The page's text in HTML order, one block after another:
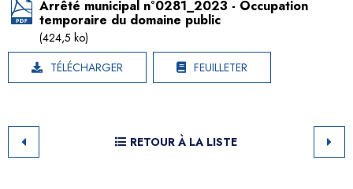
Arrêté municipal n°0281_2023 - Occupation
temporaire du domaine public
(424,5 ko)
TÉLÉCHARGER
FEUILLETER
RETOUR À LA LISTE